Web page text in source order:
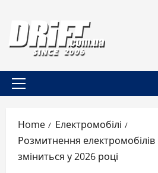
content
Primary
Home
Електромобілі
Розмитнення електромобілів
зміниться у 2026 році